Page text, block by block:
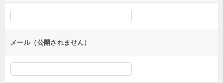
シ
ョ
ンメール（公開されません）